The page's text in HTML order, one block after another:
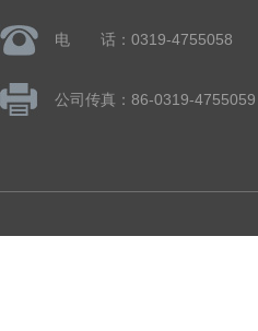
电 话：0319-4755058
公司传真：86-0319-4755059